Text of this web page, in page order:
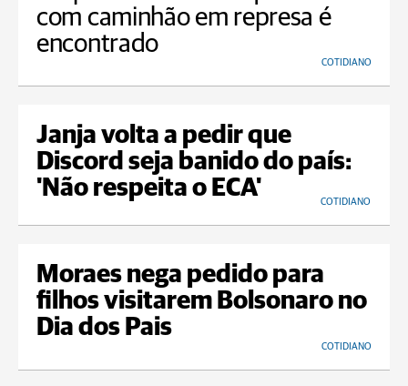
com caminhão em represa é
encontrado
COTIDIANO
Janja volta a pedir que
Discord seja banido do país:
'Não respeita o ECA'
COTIDIANO
Moraes nega pedido para
filhos visitarem Bolsonaro no
Dia dos Pais
COTIDIANO